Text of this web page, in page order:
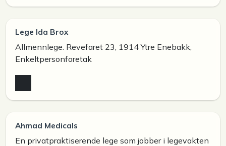
Lege Ida Brox
Allmennlege. Revefaret 23, 1914 Ytre Enebakk,
Enkeltpersonforetak
Ahmad Medicals
En privatpraktiserende lege som jobber i legevakten